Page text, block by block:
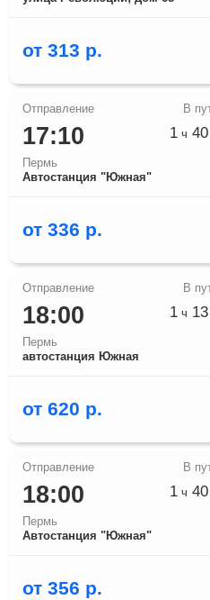
от 313 р.
17:10
Пермь
Автостанция "Южная"
1 ч 40
от 336 р.
18:00
Пермь
автостанция Южная
1 ч 13
от 620 р.
18:00
Пермь
Автостанция "Южная"
1 ч 40
от 356 р.